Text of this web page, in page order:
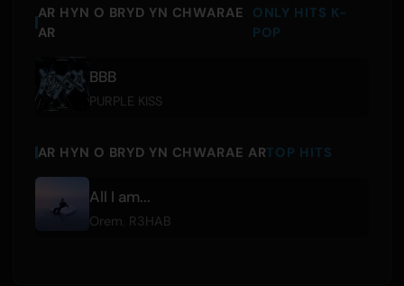
AR HYN O BRYD YN CHWARAE
AR
ONLY HITS K-
POP
BBB
PURPLE KISS
AR HYN O BRYD YN CHWARAE ARTOP HITS
All I am...
Orem R3HAB